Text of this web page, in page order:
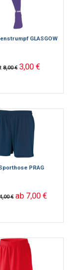
GLASGOW
8,00 € 3,00 €
PRAG
€ ab 7,00 €